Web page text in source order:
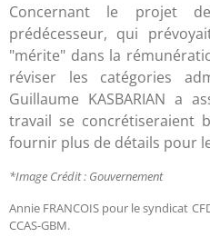
Concernant le projet
prédécesseur, qui
"mérite" dans la
réviser les catégories
Guillaume KASBARIAN a
travail se concrétiseraient
fournir plus de détails pour
*Image Crédit : Gouvernement
Annie FRANCOIS pour le syndicat
CCAS-GBM.